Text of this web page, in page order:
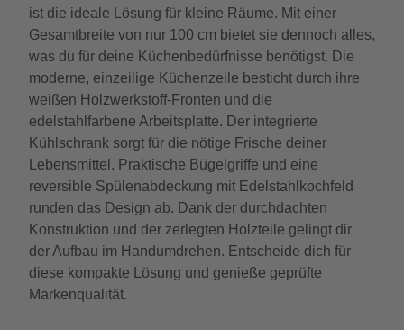
ist die ideale Lösung für kleine Räume. Mit einer
Gesamtbreite von nur 100 cm bietet sie dennoch alles,
was du für deine Küchenbedürfnisse benötigst. Die
moderne, einzeilige Küchenzeile besticht durch ihre
weißen Holzwerkstoff-Fronten und die
edelstahlfarbene Arbeitsplatte. Der integrierte
Kühlschrank sorgt für die nötige Frische deiner
Lebensmittel. Praktische Bügelgriffe und eine
reversible Spülenabdeckung mit Edelstahlkochfeld
runden das Design ab. Dank der durchdachten
Konstruktion und der zerlegten Holzteile gelingt dir
der Aufbau im Handumdrehen. Entscheide dich für
diese kompakte Lösung und genieße geprüfte
Markenqualität.